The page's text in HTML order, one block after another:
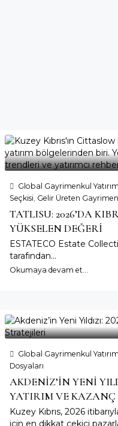
Global Gayrimenkul
Seçkisi Gelir Üreten
TATLISU: 2026’DA
YÜKSELEN DEĞERİ
ESTATECO Estate
tarafından...
Okumaya devam et...
Global Gayrimenkul
Dosyaları
AKDENİZ’İN YENİ
YATIRIM VE KAZANÇ
Kuzey Kıbrıs, 2026
için en dikkat çekici